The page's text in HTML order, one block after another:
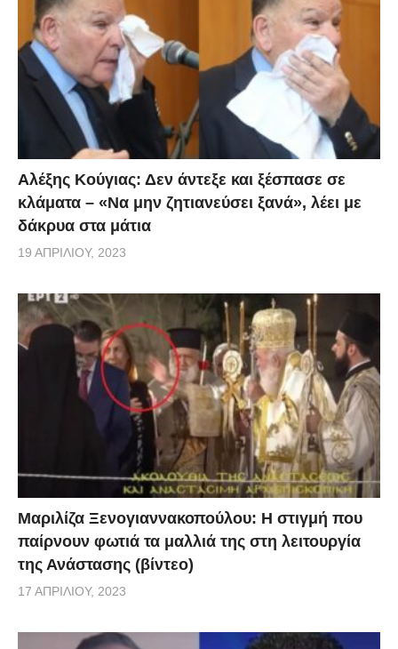
Αλέξης Κούγιας: Δεν άντεξε και ξέσπασε σε
κλάματα – «Να μην ζητιανεύσει ξανά», λέει με
δάκρυα στα μάτια
19 ΑΠΡΙΛΊΟΥ, 2023
Μαριλίζα Ξενογιαννακοπούλου: Η στιγμή που
παίρνουν φωτιά τα μαλλιά της στη λειτουργία
της Ανάστασης (βίντεο)
17 ΑΠΡΙΛΊΟΥ, 2023